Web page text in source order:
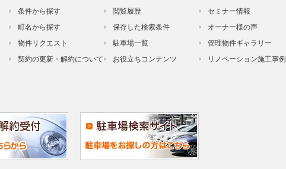
条件から探す
町名から探す
物件リクエスト
契約の更新・解約について
閲覧履歴
保存した検索条件
駐車場一覧
お役立ちコンテンツ
セミナー情報
オーナー様の声
管理物件ギャラリー
リノベーション施工事例